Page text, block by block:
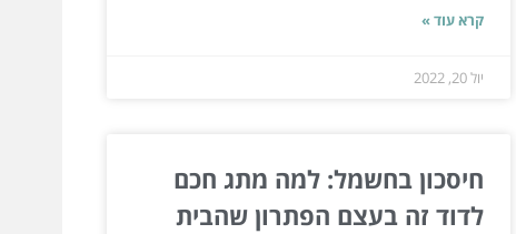
קרא עוד »
יול 20, 2022
חיסכון בחשמל: למה מתג חכם
לדוד זה בעצם הפתרון שהבית